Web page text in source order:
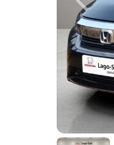
Previous